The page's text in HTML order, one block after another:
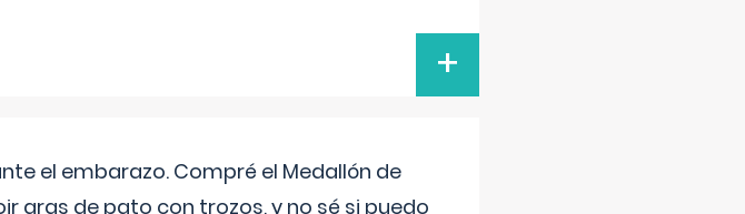
+
el embarazo. Compré el Medallón de
gras de pato con trozos, y no sé si puedo